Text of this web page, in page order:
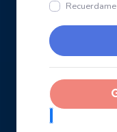
Recuerdame